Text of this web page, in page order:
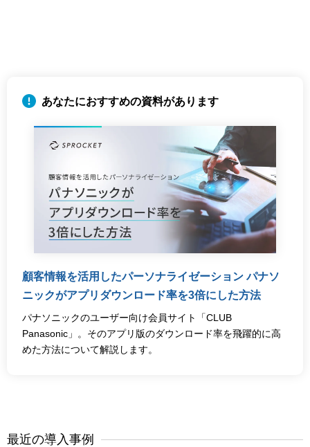
顧客情報を活用したパーソナライゼーション パナソ
ニックがアプリダウンロード率を3倍にした方法
パナソニックのユーザー向け会員サイト「CLUB
Panasonic」。そのアプリ版のダウンロード率を飛躍的に高
めた方法について解説します。
最近の導入事例